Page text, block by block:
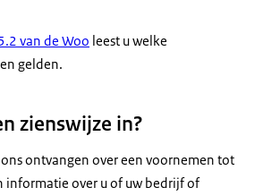
van de Woo leest u welke
gelden.
zienswijze in?
ontvangen over een voornemen tot
informatie over u of uw bedrijf of